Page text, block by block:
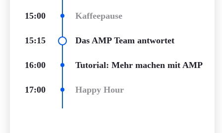
15:00 Kaffeepause
15:15 Das AMP Team antwortet
16:00 Tutorial: Mehr machen mit AMP
17:00 Happy Hour